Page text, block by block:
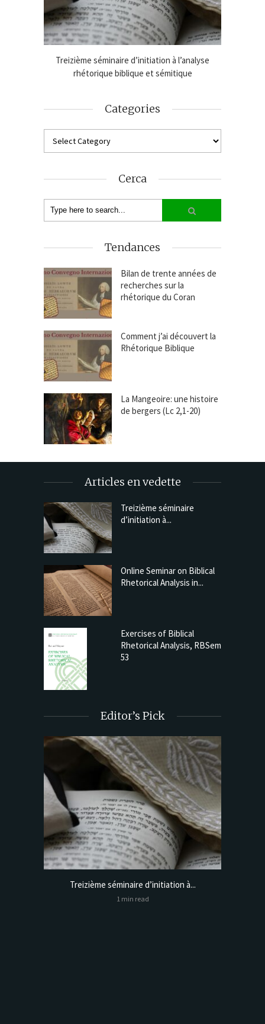
Treizième séminaire d’initiation à l’analyse
rhétorique biblique et sémitique
Categories
Cerca
Tendances
Bilan de trente années de
recherches sur la
rhétorique du Coran
Comment j’ai découvert la
Rhétorique Biblique
La Mangeoire: une histoire
de bergers (Lc 2,1-20)
Articles en vedette
Treizième séminaire
d’initiation à...
Online Seminar on Biblical
Rhetorical Analysis in...
Exercises of Biblical
Rhetorical Analysis, RBSem
53
Editor’s Pick
Treizième séminaire d’initiation à...
1 min read